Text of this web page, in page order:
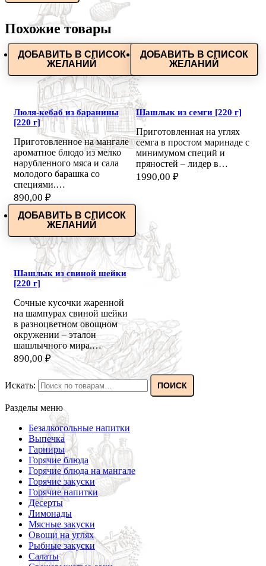
Похожие товары
ДОБАВИТЬ В СПИСОК
ЖЕЛАНИЙ
Люля-кебаб из баранины
[220 г]
Приготовленное на мангале
ароматное блюдо из мелко
нарубленного мяса и сала
молодого барашка со
специями.…
890,00 ₽
ДОБАВИТЬ В СПИСОК
ЖЕЛАНИЙ
Шашлык из семги [220 г]
Приготовленная на углях
семга в простом маринаде с
минимумом специй и
пряностей – лидер в…
1990,00 ₽
ДОБАВИТЬ В СПИСОК
ЖЕЛАНИЙ
Шашлык из свиной шейки
[220 г]
Сочные кусочки жаренной
на шампурах свиной шейки
в разноцветном овощном
окружении – эталон
шашлычного мира.…
890,00 ₽
Искать: ПОИСК
Разделы меню
Безалкогольные напитки
Выпечка
Гарниры
Горячие блюда
Горячие блюда на мангале
Горячие закуски
Горячие напитки
Десерты
Лимонады
Мясные закуски
Овощи на углях
Рыбные закуски
Салаты